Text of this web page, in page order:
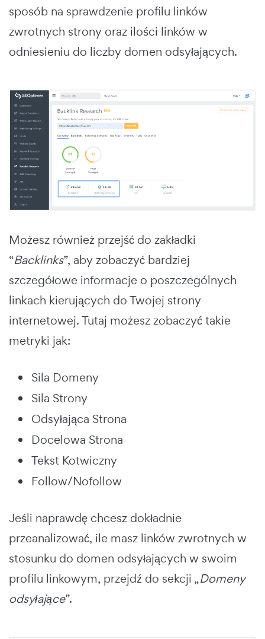
sposób na sprawdzenie profilu linków
zwrotnych strony oraz ilości linków w
odniesieniu do liczby domen odsyłających.
Możesz również przejść do zakładki
“Backlinks”, aby zobaczyć bardziej
szczegółowe informacje o poszczególnych
linkach kierujących do Twojej strony
internetowej. Tutaj możesz zobaczyć takie
metryki jak:
Sila Domeny
Sila Strony
Odsyłająca Strona
Docelowa Strona
Tekst Kotwiczny
Follow/Nofollow
Jeśli naprawdę chcesz dokładnie
przeanalizować, ile masz linków zwrotnych w
stosunku do domen odsyłających w swoim
profilu linkowym, przejdź do sekcji „Domeny
odsyłające”.